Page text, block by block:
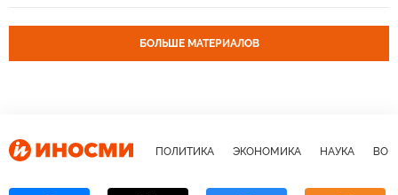
БОЛЬШЕ МАТЕРИАЛОВ
ПОЛИТИКА ЭКОНОМИКА НАУКА